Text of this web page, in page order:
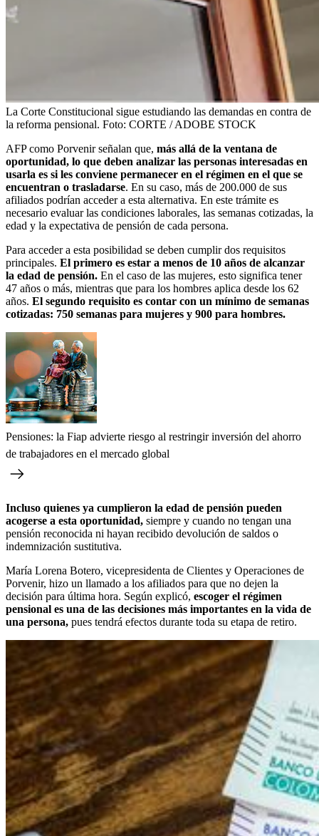
La Corte Constitucional sigue estudiando las demandas en contra de
la reforma pensional. Foto: CORTE / ADOBE STOCK
AFP como Porvenir señalan que, más allá de la ventana de
oportunidad, lo que deben analizar las personas interesadas en
usarla es si les conviene permanecer en el régimen en el que se
encuentran o trasladarse. En su caso, más de 200.000 de sus
afiliados podrían acceder a esta alternativa. En este trámite es
necesario evaluar las condiciones laborales, las semanas cotizadas, la
edad y la expectativa de pensión de cada persona.
Para acceder a esta posibilidad se deben cumplir dos requisitos
principales. El primero es estar a menos de 10 años de alcanzar
la edad de pensión. En el caso de las mujeres, esto significa tener
47 años o más, mientras que para los hombres aplica desde los 62
años. El segundo requisito es contar con un mínimo de semanas
cotizadas: 750 semanas para mujeres y 900 para hombres.
Pensiones: la Fiap advierte riesgo al restringir inversión del ahorro
de trabajadores en el mercado global
Incluso quienes ya cumplieron la edad de pensión pueden
acogerse a esta oportunidad, siempre y cuando no tengan una
pensión reconocida ni hayan recibido devolución de saldos o
indemnización sustitutiva.
María Lorena Botero, vicepresidenta de Clientes y Operaciones de
Porvenir, hizo un llamado a los afiliados para que no dejen la
decisión para última hora. Según explicó, escoger el régimen
pensional es una de las decisiones más importantes en la vida de
una persona, pues tendrá efectos durante toda su etapa de retiro.